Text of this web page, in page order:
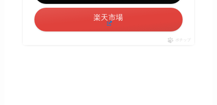
楽天市場
ポチップ